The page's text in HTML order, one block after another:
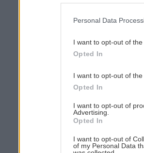
Personal Data
I want to opt-out of
Opted In
I want to opt-out of
Opted In
I want to opt-out of
Advertising.
Opted In
I want to opt-out of
of my Personal Data